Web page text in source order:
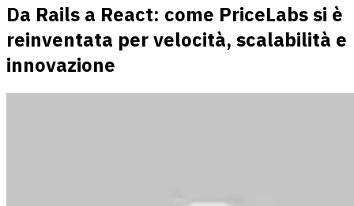
Da Rails a React: come PriceLabs si è
reinventata per velocità, scalabilità e
innovazione